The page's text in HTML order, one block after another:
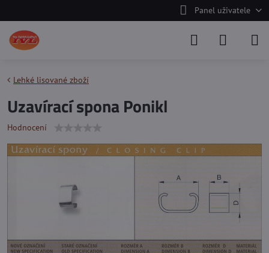
Panel uživatele
Lehké lisované zboží
Uzavírací spona Ponikl
Hodnocení